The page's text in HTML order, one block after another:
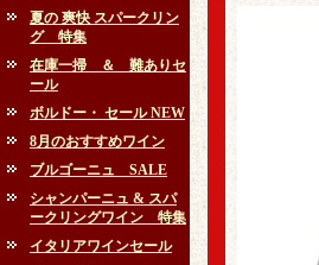
夏の 爽快 スパークリン
グ 特集
在庫一掃 ＆ 難ありセ
ール
ボルドー・ セール NEW
8月のおすすめワイン
ブルゴーニュ SALE
シャンパーニュ & スパ
ークリングワイン 特集
イタリアワインセール